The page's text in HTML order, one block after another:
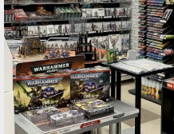
[ストームキャス
タント[96-68]
6,400円(税込)
1点
ゲーム「ウォーハ
ー」ストームキャ
ローユニットのシ
武器などのオプシ